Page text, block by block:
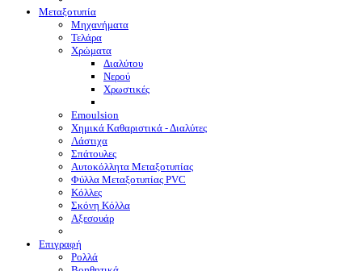
Μεταξοτυπία
Μηχανήματα
Τελάρα
Χρώματα
Διαλύτου
Νερού
Χρωστικές
Emoulsion
Χημικά Καθαριστικά - Διαλύτες
Λάστιχα
Σπάτουλες
Αυτοκόλλητα Μεταξοτυπίας
Φύλλα Μεταξοτυπίας PVC
Κόλλες
Σκόνη Κόλλα
Αξεσουάρ
Επιγραφή
Ρολλά